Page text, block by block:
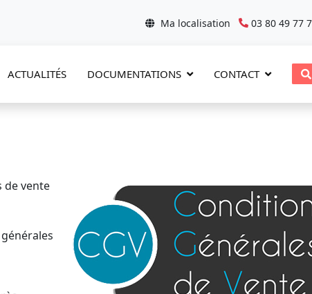
Ma localisation 03 80 49 77
ACTUALITÉS DOCUMENTATIONS CONTACT
de vente